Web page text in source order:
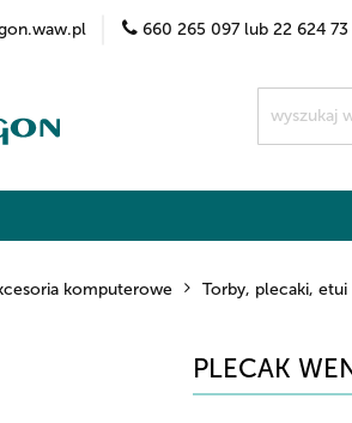
660 265 097 lub 22 624 73
komputerowe Torby, plecaki, etui
PLECAK